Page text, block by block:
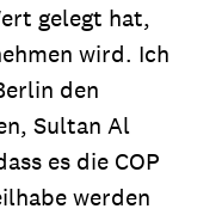
gelegt hat,
wird. Ich
den
Sultan Al
es die COP
werden